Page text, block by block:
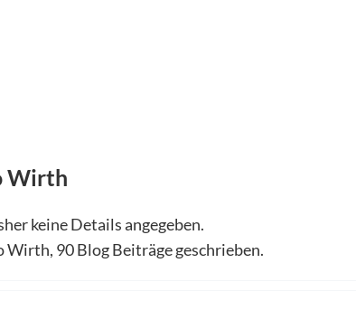
Wirth
keine Details angegeben.
Wirth, 90 Blog Beiträge geschrieben.